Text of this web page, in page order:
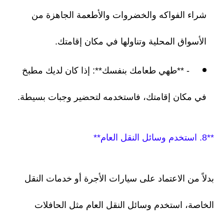
شراء الفواكه والخضروات والأطعمة الجاهزة من
الأسواق المحلية وتناولها في مكان إقامتك.
- **طهي طعامك بنفسك**: إذا كان لديك مطبخ
في مكان إقامتك، فاستخدمه لتحضير وجبات بسيطة.
**8. استخدم وسائل النقل العام**
بدلاً من الاعتماد على سيارات الأجرة أو خدمات النقل
الخاصة، استخدم وسائل النقل العام مثل الحافلات